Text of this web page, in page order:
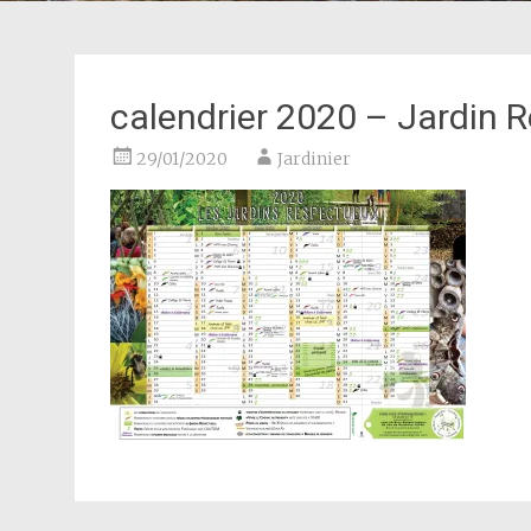
calendrier 2020 – Jardin
29/01/2020 Jardinier